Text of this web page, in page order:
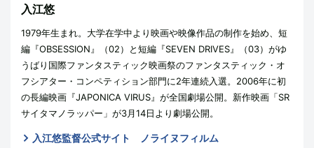
入江悠
1979年生まれ。大学在学中より映画や映像作品の制作を始め、短
編『OBSESSION』（02）と短編『SEVEN DRIVES』（03）がゆ
うばり国際ファンタスティック映画祭のファンタスティック・オ
フシアター・コンペティション部門に2年連続入選。2006年に初
の長編映画『JAPONICA VIRUS』が全国劇場公開。新作映画「SR
サイタマノラッパー」が3月14日より劇場公開。
入江悠監督公式サイト ノライヌフィルム